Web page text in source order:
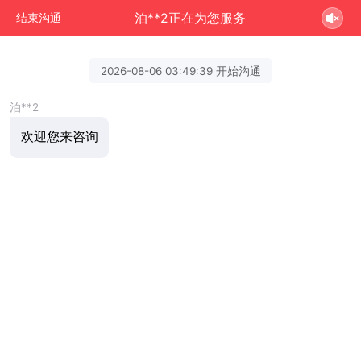
结束沟通 泊**2正在为您服务
2026-08-06 03:49:39 开始沟通
泊**2
欢迎您来咨询